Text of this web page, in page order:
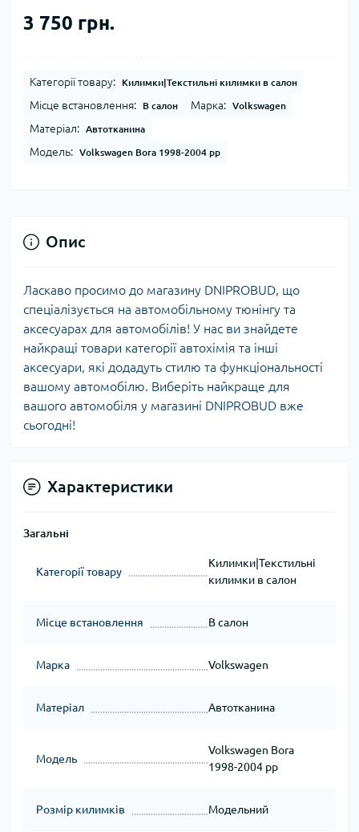
3 750 грн.
Категорії товару: Килимки|Текстильні килимки в салон
Місце встановлення: В салон Марка: Volkswagen
Матеріал: Автотканина
Модель: Volkswagen Bora 1998-2004 рр
Опис
Ласкаво просимо до магазину DNIPROBUD, що
спеціалізується на автомобільному тюнінгу та
аксесуарах для автомобілів! У нас ви знайдете
найкращі товари категорії автохімія та інші
аксесуари, які додадуть стилю та функціональності
вашому автомобілю. Виберіть найкраще для
вашого автомобіля у магазині DNIPROBUD вже
сьогодні!
Характеристики
Загальні
Категорії товару
Килимки|Текстильні
килимки в салон
Місце встановлення В салон
Марка Volkswagen
Матеріал Автотканина
Модель
Volkswagen Bora
1998-2004 рр
Розмір килимків Модельний